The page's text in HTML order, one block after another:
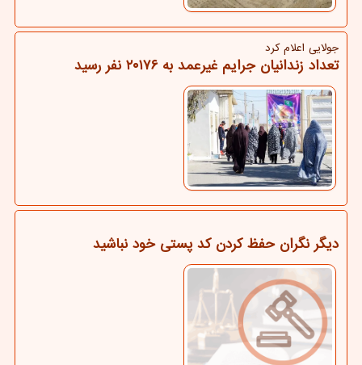
جولایی اعلام كرد
تعداد زندانیان جرایم غیرعمد به ۲۰۱۷۶ نفر رسید
دیگر نگران حفظ کردن کد پستی خود نباشید